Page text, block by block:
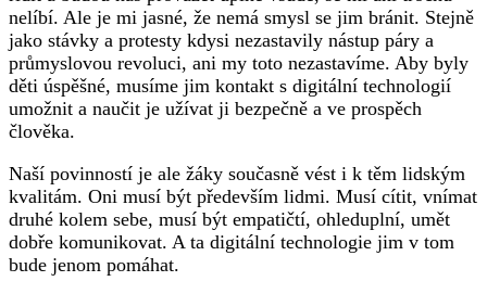
nelíbí. Ale je mi jasné, že nemá smysl se jim bránit. Stejně
jako stávky a protesty kdysi nezastavily nástup páry a
průmyslovou revoluci, ani my toto nezastavíme. Aby byly
děti úspěšné, musíme jim kontakt s digitální technologií
umožnit a naučit je užívat ji bezpečně a ve prospěch
člověka.
Naší povinností je ale žáky současně vést i k těm lidským
kvalitám. Oni musí být především lidmi. Musí cítit, vnímat
druhé kolem sebe, musí být empatičtí, ohleduplní, umět
dobře komunikovat. A ta digitální technologie jim v tom
bude jenom pomáhat.